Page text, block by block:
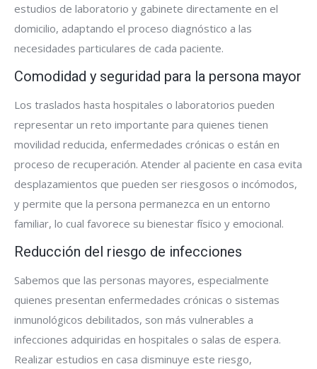
estudios de laboratorio y gabinete directamente en el
domicilio, adaptando el proceso diagnóstico a las
necesidades particulares de cada paciente.
Comodidad y seguridad para la persona mayor
Los traslados hasta hospitales o laboratorios pueden
representar un reto importante para quienes tienen
movilidad reducida, enfermedades crónicas o están en
proceso de recuperación. Atender al paciente en casa evita
desplazamientos que pueden ser riesgosos o incómodos,
y permite que la persona permanezca en un entorno
familiar, lo cual favorece su bienestar físico y emocional.
Reducción del riesgo de infecciones
Sabemos que las personas mayores, especialmente
quienes presentan enfermedades crónicas o sistemas
inmunológicos debilitados, son más vulnerables a
infecciones adquiridas en hospitales o salas de espera.
Realizar estudios en casa disminuye este riesgo,